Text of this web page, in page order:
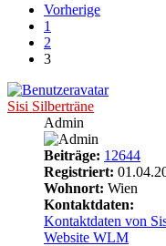
Vorherige
1
2
3
Sisi Silberträne
Admin
Beiträge: 12644
Registriert:
Wohnort: Wien
Kontaktdaten:
Kontaktdaten von
Website WLM